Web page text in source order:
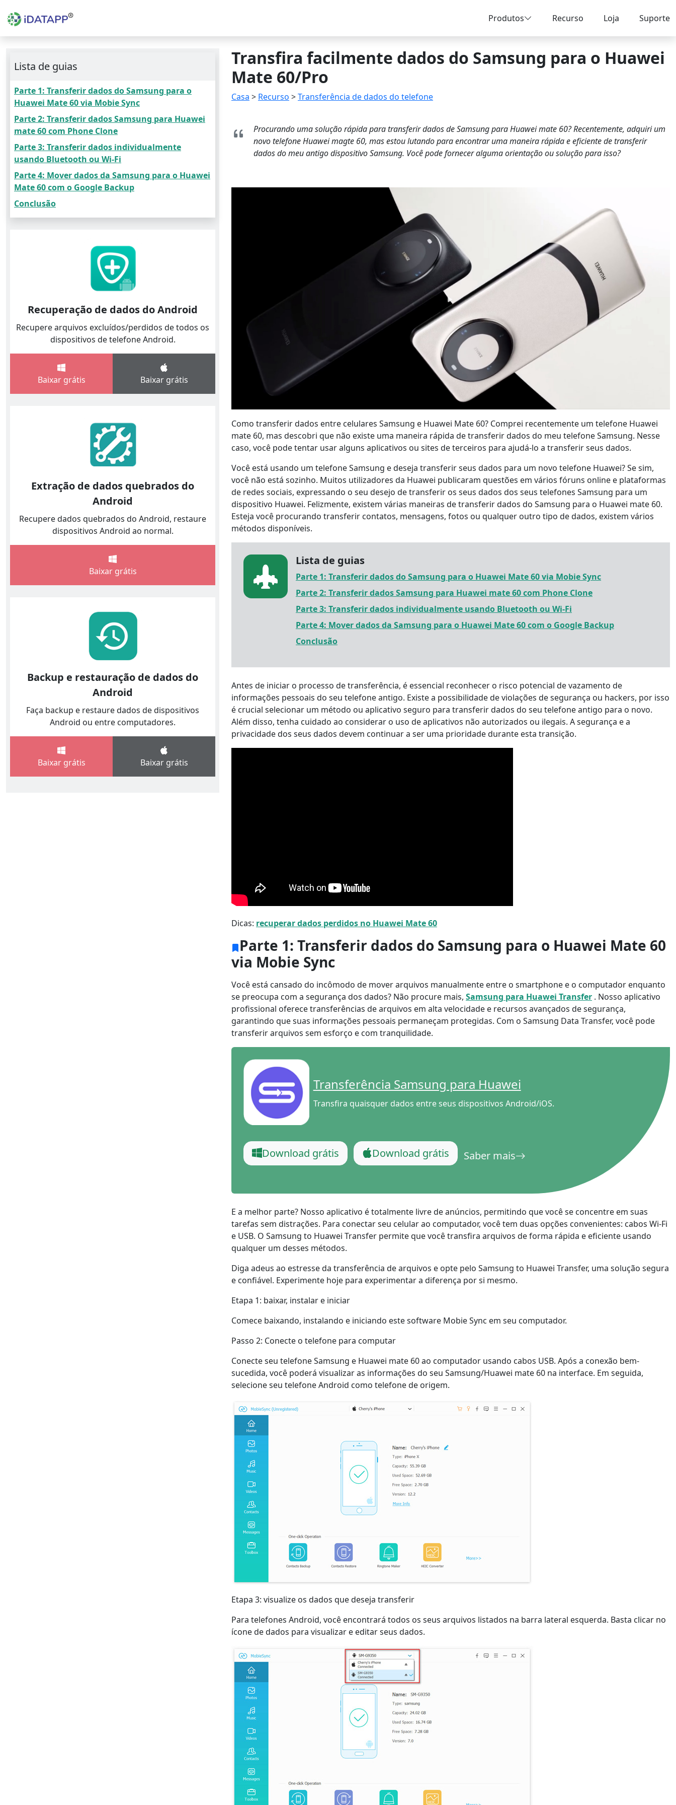
Produtos Recurso Loja Suporte
Lista de guias
Parte 1: Transferir dados do Samsung para o
Huawei Mate 60 via Mobie Sync
Parte 2: Transferir dados Samsung para Huawei
mate 60 com Phone Clone
Parte 3: Transferir dados individualmente
usando Bluetooth ou Wi-Fi
Parte 4: Mover dados da Samsung para o Huawei
Mate 60 com o Google Backup
Conclusão
Recuperação de dados do Android
Recupere arquivos excluídos/perdidos de todos os
dispositivos de telefone Android.
Baixar grátis Baixar grátis
Extração de dados quebrados do
Android
Recupere dados quebrados do Android, restaure
dispositivos Android ao normal.
Baixar grátis
Backup e restauração de dados do
Android
Faça backup e restaure dados de dispositivos
Android ou entre computadores.
Baixar grátis Baixar grátis
Transfira facilmente dados do Samsung para o Huawei
Mate 60/Pro
Casa > Recurso >Transferência de dados do telefone
Procurando uma solução rápida para transferir dados de Samsung para Huawei mate 60? Recentemente, adquiri um
novo telefone Huawei magte 60, mas estou lutando para encontrar uma maneira rápida e eficiente de transferir
dados do meu antigo dispositivo Samsung. Você pode fornecer alguma orientação ou solução para isso?
Como transferir dados entre celulares Samsung e Huawei Mate 60? Comprei recentemente um telefone Huawei
mate 60, mas descobri que não existe uma maneira rápida de transferir dados do meu telefone Samsung. Nesse
caso, você pode tentar usar alguns aplicativos ou sites de terceiros para ajudá-lo a transferir seus dados.
Você está usando um telefone Samsung e deseja transferir seus dados para um novo telefone Huawei? Se sim,
você não está sozinho. Muitos utilizadores da Huawei publicaram questões em vários fóruns online e plataformas
de redes sociais, expressando o seu desejo de transferir os seus dados dos seus telefones Samsung para um
dispositivo Huawei. Felizmente, existem várias maneiras de transferir dados do Samsung para o Huawei mate 60.
Esteja você procurando transferir contatos, mensagens, fotos ou qualquer outro tipo de dados, existem vários
métodos disponíveis.
Lista de guias
Parte 1: Transferir dados do Samsung para o Huawei Mate 60 via Mobie Sync
Parte 2: Transferir dados Samsung para Huawei mate 60 com Phone Clone
Parte 3: Transferir dados individualmente usando Bluetooth ou Wi-Fi
Parte 4: Mover dados da Samsung para o Huawei Mate 60 com o Google Backup
Conclusão
Antes de iniciar o processo de transferência, é essencial reconhecer o risco potencial de vazamento de
informações pessoais do seu telefone antigo. Existe a possibilidade de violações de segurança ou hackers, por isso
é crucial selecionar um método ou aplicativo seguro para transferir dados do seu telefone antigo para o novo.
Além disso, tenha cuidado ao considerar o uso de aplicativos não autorizados ou ilegais. A segurança e a
privacidade dos seus dados devem continuar a ser uma prioridade durante esta transição.
Dicas: recuperar dados perdidos no Huawei Mate 60
Parte 1: Transferir dados do Samsung para o Huawei Mate 60
via Mobie Sync
Você está cansado do incômodo de mover arquivos manualmente entre o smartphone e o computador enquanto
se preocupa com a segurança dos dados? Não procure mais, Samsung para Huawei Transfer . Nosso aplicativo
profissional oferece transferências de arquivos em alta velocidade e recursos avançados de segurança,
garantindo que suas informações pessoais permaneçam protegidas. Com o Samsung Data Transfer, você pode
transferir arquivos sem esforço e com tranquilidade.
Transferência Samsung para Huawei
Transfira quaisquer dados entre seus dispositivos Android/iOS.
Download grátis Download grátis Saber mais
E a melhor parte? Nosso aplicativo é totalmente livre de anúncios, permitindo que você se concentre em suas
tarefas sem distrações. Para conectar seu celular ao computador, você tem duas opções convenientes: cabos Wi-Fi
e USB. O Samsung to Huawei Transfer permite que você transfira arquivos de forma rápida e eficiente usando
qualquer um desses métodos.
Diga adeus ao estresse da transferência de arquivos e opte pelo Samsung to Huawei Transfer, uma solução segura
e confiável. Experimente hoje para experimentar a diferença por si mesmo.
Etapa 1: baixar, instalar e iniciar
Comece baixando, instalando e iniciando este software Mobie Sync em seu computador.
Passo 2: Conecte o telefone para computar
Conecte seu telefone Samsung e Huawei mate 60 ao computador usando cabos USB. Após a conexão bem-
sucedida, você poderá visualizar as informações do seu Samsung/Huawei mate 60 na interface. Em seguida,
selecione seu telefone Android como telefone de origem.
Etapa 3: visualize os dados que deseja transferir
Para telefones Android, você encontrará todos os seus arquivos listados na barra lateral esquerda. Basta clicar no
ícone de dados para visualizar e editar seus dados.
Interruptor de idioma
Nederlands
Português Deutsche
Français
Norsk
தமிழ் Bahasa Melayu
ไทย
繁體中文